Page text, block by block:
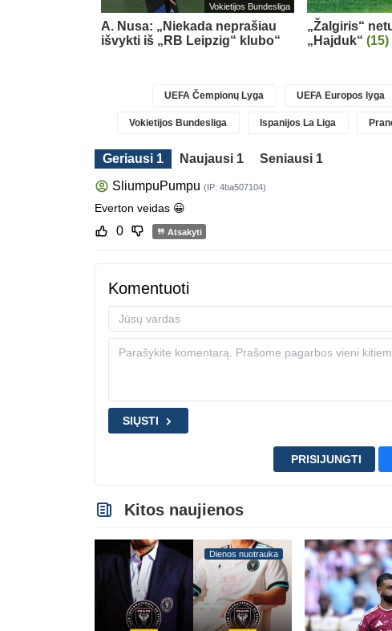
Vokietijos Bundesliga
A. Nusa: „Niekada neprašiau
išvykti iš „RB Leipzig“ klubo“
„Žalgiris“
„Hajduk“ (15)
UEFA Čempionų Lyga UEFA Europos lyga
Vokietijos Bundesliga Ispanijos La Liga
Geriausi 1 Naujausi 1 Seniausi 1
SliumpuPumpu (IP: 4ba507104)
Everton veidas 😀
0 Atsakyti
Komentuoti
SIŲSTI
PRISIJUNGTI
Kitos naujienos
Dienos nuotrauka